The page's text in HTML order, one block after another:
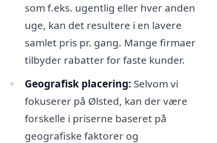
som f.eks. ugentlig eller hver anden
uge, kan det resultere i en lavere
samlet pris pr. gang. Mange firmaer
tilbyder rabatter for faste kunder.
Geografisk placering: Selvom vi
fokuserer på Ølsted, kan der være
forskelle i priserne baseret på
geografiske faktorer og